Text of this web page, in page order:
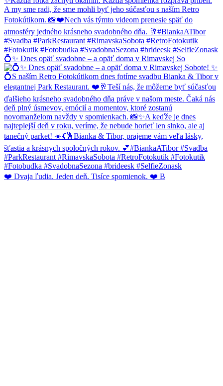
💍✨ Dnes opäť svadobne – a opäť doma v Rimavskej So
❤️ Dvaja ľudia. Jeden deň. Tisíce spomienok. ❤️ B